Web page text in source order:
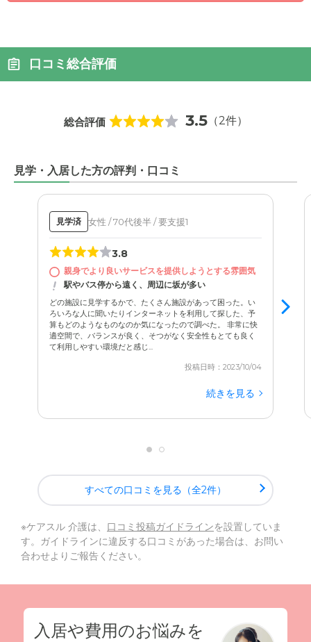
口コミ総合評価
総合評価 3.5（2件）
見学・入居した方の評判・口コミ
見学済 女性 / 70代後半 / 要支援1
3.8
親身でより良いサービスを提供しようとする雰囲気
駅やバス停から遠く、周辺に坂が多い
どの施設に見学するかで、たくさん施設があって困った。い
ろいろな人に聞いたりインターネットを利用して探した、予
算もどのようなものなのか気になったので調べた。 非常に快
適空間で、バランスが良く、そつがなく安全性もとても良く
て利用しやすい環境だと感じ...
投稿日時：2023/10/04
続きを見る
すべての口コミを見る（全2件）
※ケアスル 介護は、 口コミ投稿ガイドラインを設置していま
す。ガイドラインに違反する口コミがあった場合は、お問い
合わせよりご報告ください。
入居や費用のお悩みを